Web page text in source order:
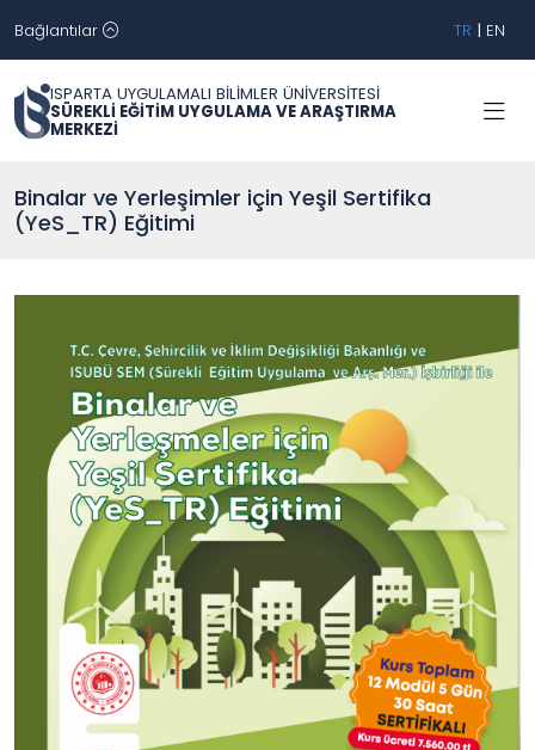
Bağlantılar TR | EN
ISPARTA UYGULAMALI BİLİMLER ÜNİVERSİTESİ
SÜREKLİ EĞİTİM UYGULAMA VE ARAŞTIRMA
MERKEZİ
Binalar ve Yerleşimler için Yeşil Sertifika
(YeS_TR) Eğitimi